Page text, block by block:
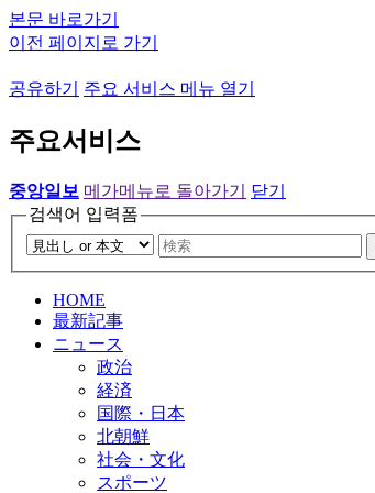
본문 바로가기
이전 페이지로 가기
공유하기 주요 서비스 메뉴 열기
주요서비스
중앙일보 메가메뉴로 돌아가기
닫기
검색어 입력폼
HOME
最新記事
ニュース
政治
経済
国際・日本
北朝鮮
社会・文化
スポーツ